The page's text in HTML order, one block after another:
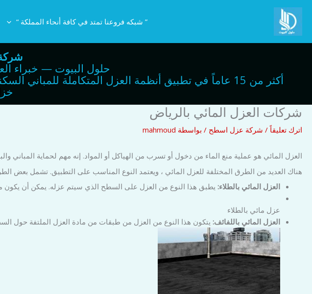
تخطي
المحتوى
” شبكه فروعنا تمتد في كافة أنحاء المملكة “
حلول البيوت — خبراء
أكثر من 15 عاماً في تطبيق أنظمة العزل المتكاملة
شركات العزل المائي بالرياض
اترك تعليقاً / شركة عزل اسطح / بواسطة mahmoud
العزل المائي هو عملية منع الماء من دخول أو تسرب من الهياكل أو المواد. إنه مهم لحماية المباني
هناك العديد من الطرق المختلفة للعزل المائي ، ويعتمد النوع المناسب على التطبيق. تشمل بعض
العزل المائي بالطلاء: يطبق هذا النوع من العزل على السطح الذي سيتم عزله. يمكن أن يكون
عزل مائي بالطلاء
العزل المائي باللفائف: يتكون هذا النوع من العزل من طبقات من مادة العزل الملتفة حول